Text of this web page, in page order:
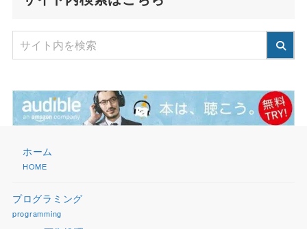
ホーム
HOME
プログラミング
programming